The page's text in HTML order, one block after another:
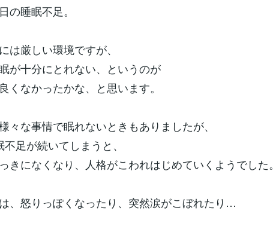
の睡眠不足。
は厳しい環境ですが、
が十分にとれない、というのが
くなかったかな、と思います。
々な事情で眠れないときもありましたが、
足が続いてしまうと、
きになくなり、人格がこわれはじめていくようでした。
、怒りっぽくなったり、突然涙がこぼれたり…